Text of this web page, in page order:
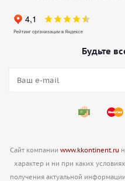
Будьте
Сайт компании www.kkontinent.ru
характер и ни при каких
получения актуальной